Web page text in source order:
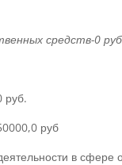
средств-0
руб.
руб
в сфере